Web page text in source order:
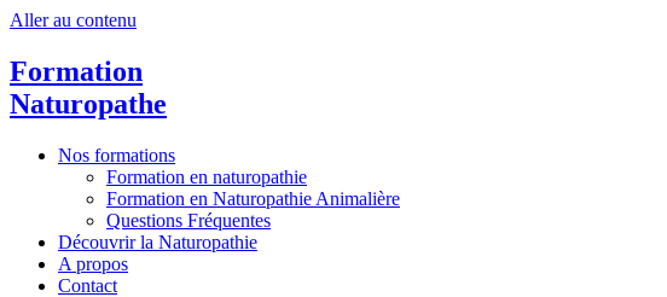
Aller au contenu
Formation
Naturopathe
Nos formations
Formation en naturopathie
Formation en Naturopathie Animalière
Questions Fréquentes
Découvrir la Naturopathie
A propos
Contact